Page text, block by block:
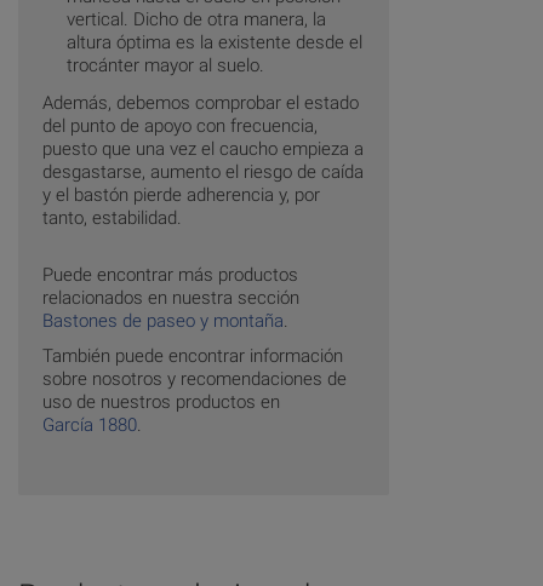
vertical. Dicho de otra manera, la
altura óptima es la existente desde el
trocánter mayor al suelo.
Además, debemos comprobar el estado
del punto de apoyo con frecuencia,
puesto que una vez el caucho empieza a
desgastarse, aumento el riesgo de caída
y el bastón pierde adherencia y, por
tanto, estabilidad.
Puede encontrar más productos
relacionados en nuestra sección
Bastones de paseo y montaña.
También puede encontrar información
sobre nosotros y recomendaciones de
uso de nuestros productos en
García 1880